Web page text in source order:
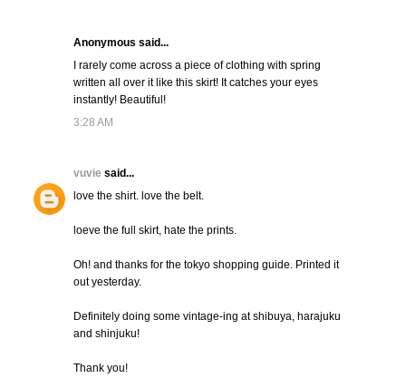
Anonymous said...
I rarely come across a piece of clothing with spring
written all over it like this skirt! It catches your eyes
instantly! Beautiful!
3:28 AM
vuvie said...
love the shirt. love the belt.
loeve the full skirt, hate the prints.
Oh! and thanks for the tokyo shopping guide. Printed it
out yesterday.
Definitely doing some vintage-ing at shibuya, harajuku
and shinjuku!
Thank you!